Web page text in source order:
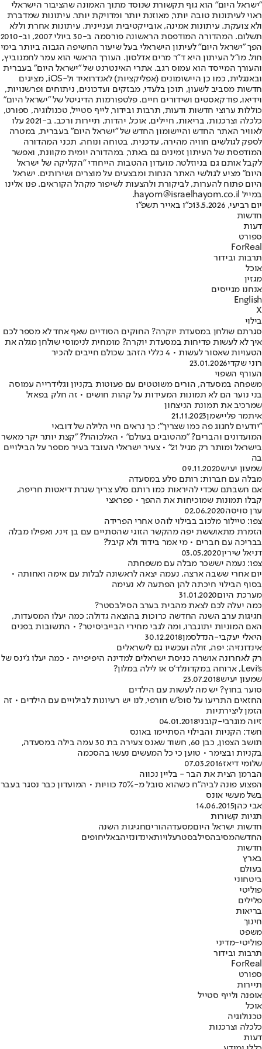
"ישראל היום" הוא גוף תקשורת שנוסד מתוך האמונה שהציבור הישראלי
ראוי לעיתונות טובה יותר, מאוזנת יותר ומדויקת יותר. עיתונות שמדברת
ולא צועקת. עיתונות אמינה, אובייקטיבית ועניינית. עיתונות אחרת וללא
תשלום. המהדורה המודפסת הראשונה פורסמה ב-30 ביולי 2007, וב-2010
הפך "ישראל היום" לעיתון הישראלי בעל שיעור החשיפה הגבוה ביותר בימי
חול. מו"ל העיתון היא ד"ר מרים אדלסון. העורך הראשי הוא עמר לחמנוביץ,
והעורך המייסד הוא עמוס רגב. אתרי האינטרנט של "ישראל היום" בעברית
ובאנגלית, כמו כן היישומונים (אפליקציות) לאנדרואיד ול-iOS, מציגים
חדשות מסביב לשעון, תוכן בלעדי, מבזקים ועדכונים, ניתוחים ופרשנויות,
וידיאו, פודקאסטים ושידורים חיים. פלטפורמות הדיגיטל של "ישראל היום"
כוללות ערוצי חדשות ודעות, תרבות ובידור, לייף סטייל, טכנולוגיה, ספורט,
כלכלה וצרכנות, בריאות, חיילים, אוכל, יהדות, תיירות ורכב. ב-2021 עלו
לאוויר האתר החדש והיישומון החדש של "ישראל היום" בעברית, במטרה
לספק לגולשים חוויה מהירה, עדכנית, בטוחה ונוחה. תכני המהדורה
המודפסת של העיתון זמינים גם באתר, במהדורה יומית מקוונת, ואפשר
לקבל אותם גם בניוזלטר. מועדון ההטבות הייחודי "הקליקה של ישראל
היום" מציע לגולשי האתר הנחות ומבצעים על מוצרים ושירותים. ישראל
היום פתוח להערות, לביקורת ולהצעות לשיפור מקהל הקוראים. פנו אלינו
במייל hayom@israelhayom.co.il.
יום רביעי, 13.5.2026
כ"ו באייר תשפ"ו
חדשות
דעות
ספורט
ForReal
תרבות ובידור
אוכל
מגזין
אנחנו מגייסים
English
X
בילוי
סגרתם שולחן במסעדת יוקרה? החוקים הסודיים שאף אחד לא מספר לכם
איך לא לעשות פדיחות במסעדת יוקרה? מומחית לנימוסי שולחן מגלה את
הטעויות שאסור לעשות • 4 כללי הזהב שכולם חייבים להכיר
רוני שקדי23.01.2026
העורף השפוי
משפחה במסעדה, הורים משוטטים עם פעוטות בקניון וגלידרייה עמוסה
בני נוער הם לא תמונות המעידות על קהות חושים • זה חלק בפאזל
שמרכיב את תמונת הניצחון
איתמר פליישמן21.11.2023
"יודעים לחגוג פה כמו שצריך": כך נראים חיי הלילה של דובאי
המועדונים והברים? "מהטובים בעולם" • האלכוהול? "קצת יותר יקר מאשר
בישראל ומותר רק מגיל 21" • צעיר ישראלי העובד בעיר מספר על הבילויים
בה
שמעון יעיש09.11.2020
מבלה עם חברות: רותם סלע במסעדה
אם חשבתם שכדי להיראות כמו רותם סלע צריך שגרת דיאטות חריפה,
קבלו תמונות שמוכיחות את ההפך • פפראצי
ערן סויסה02.06.2020
צפו: טיילור מלכוב בבילוי לוהט אחרי הפרידה
הזמרת מתאוששת יפה מהקשר הזוגי שהסתיים עם בן זיני, ואפילו מבלה
בבריכה עם חברים • מי אמר בידוד ולא קיבל?
דניאל שירין03.05.2020
צפו: נעמה יששכר מבלה עם משפחתה
יום אחרי ששבה ארצה, נעמה יצאה לראשונה לבלות עם אימה ואחותה •
בסוף הבילוי חיכתה להן הפתעה לא נעימה
מערכת היום31.01.2020
כמה יעלה לכם לצאת מהבית בערב הסילבסטר?
חגיגות ערב השנה החדשה כרוכות בהוצאה גדולה: כמה יעלו המסעדות,
האם המוניות יתוגברו, ומה לגבי מחירי הבייביסיטר? • התשובות בפנים
היאלי יעקבי-הנדלסמן30.12.2018
אינדונזיה: יפה, זולה ועכשיו גם לישראלים
רק לאחרונה אושרה כניסת ישראלים למדינה היפיפייה • כמה יעלו ג'ינס של
Levi's, ארוחה במקדונלד'ס או לילה במלון?
שמעון יעיש23.07.2018
סוער בחוץ? יש מה לעשות עם הילדים
החזאים התריעו על סופ"ש חורפי, לנו יש רעיונות לבילויים עם הילדים • זה
הזמן ליצירתיות
זיוה מוגרבי-קובני04.01.2018
חשד: הקניות והבילוי הסתיימו באונס
תושב הצפון, כבן 60, חשוד שאנס צעירה בת 30 עמה בילה במסעדה,
בקניות ובצימר • טוען כי כל המעשים נעשו בהסכמה
שלומי דיאז07.03.2016
הברמן הצית את הבר - בליין נכווה
הפצוע פונה לביה"ח כשהוא סובל מ-70% כוויות • המועדון כבר נסגר בעבר
בשל מעשי אונס
אבי כהן14.06.2015
תגיות קשורות
חדשות ישראל היוםמסעדההוריםחגיגות השנה
החדשהמסיבהסילבסטרעלויותאינדונזיהבאליחופים
חדשות
בארץ
בעולם
ביטחוני
פוליטי
פלילים
בריאות
חינוך
משפט
פוליטי-מדיני
תרבות ובידור
ForReal
ספורט
תיירות
אופנה ולייף סטייל
אוכל
טכנולוגיה
כלכלה וצרכנות
דעות